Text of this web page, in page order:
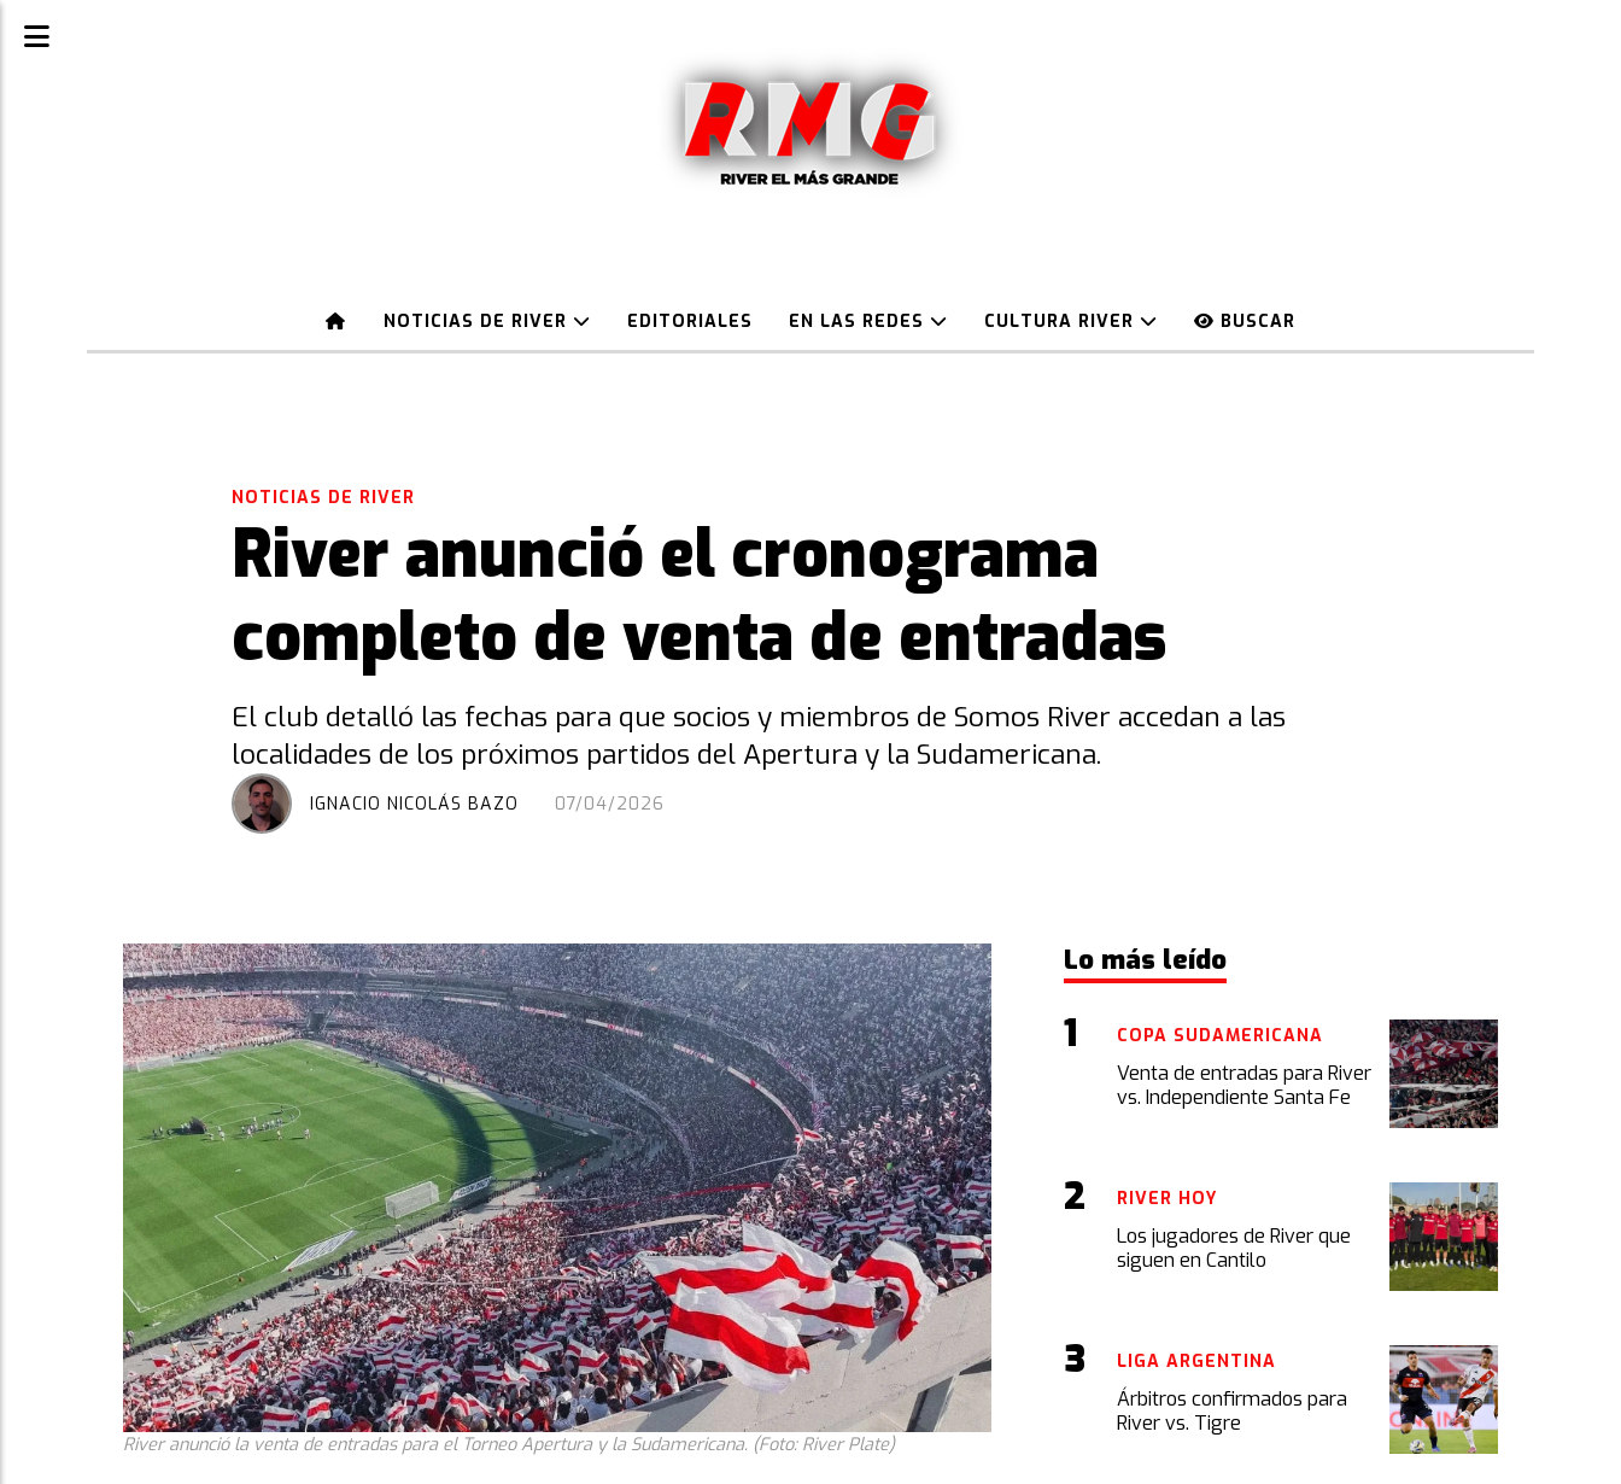
NOTICIAS DE RIVER EDITORIALES EN LAS REDES CULTURA RIVER BUSCAR
River anunció el cronograma
completo de venta de entradas
El club detalló las fechas para que socios y miembros de Somos River accedan a las
localidades de los próximos partidos del Apertura y la Sudamericana.
NOTICIAS DE RIVER
07/04/2026
IGNACIO NICOLÁS BAZO
River anunció la venta de entradas para el Torneo Apertura y la Sudamericana. (Foto: River Plate)
Lo más leído
Venta de entradas para River
vs. Independiente Santa Fe
COPA SUDAMERICANA
Los jugadores de River que
siguen en Cantilo
RIVER HOY
Árbitros confirmados para
River vs. Tigre
LIGA ARGENTINA